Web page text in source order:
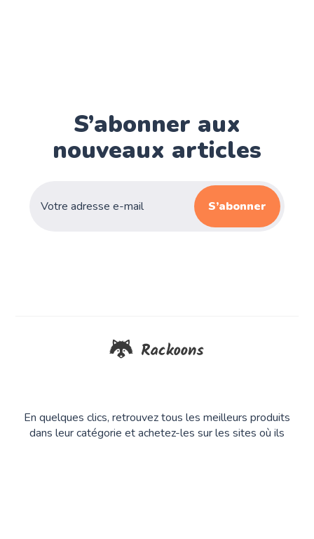
S’abonner aux
nouveaux articles
S’abonner
En quelques clics, retrouvez tous les meilleurs produits
dans leur catégorie et achetez-les sur les sites où ils